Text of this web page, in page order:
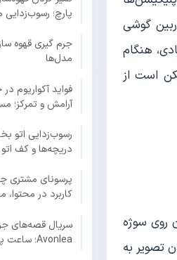
گوشی
هنگام
است از
روی سوژه
تصویر به
پارچ؛
جرم گیری قهوه
مدل‌ها
فواید آکواریوم
آرامش و تمرکز؛
رسوب‌زدایی اتو
دریچه‌ها و کف اتو
پرسونای مشتری
کاربرد در
Avonlea؛ ساعت پخش، تکرار و حقایق پشت صحنه